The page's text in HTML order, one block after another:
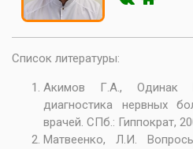
Список литературы:
Акимов Г.А., Одинак
диагностика нервных
врачей. СПб.: Гиппократ,
Матвеенко, Л.И.